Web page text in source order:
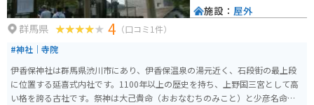
群馬県 4 （口コミ1件）
#神社｜寺院
伊香保神社は群馬県渋川市にあり、伊香保温泉の湯元近く、石段街の最上段
に位置する延喜式内社です。1100年以上の歴史を持ち、上野国三宮として高
い格を誇る古社です。祭神は大己貴命（おおなむちのみこと）と少彦名命
施設： 屋外